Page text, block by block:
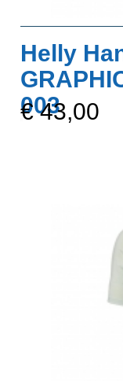
Helly
003
€ 43,00